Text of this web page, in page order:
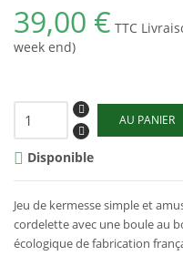
39,00 € TTC
week end)
AU PANIER
 Disponible
Jeu de kermesse simple et
cordelette avec une boule au
écologique de fabrication